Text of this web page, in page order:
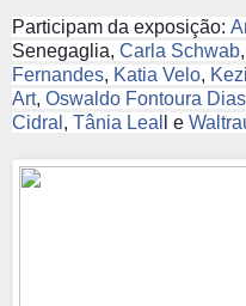
Participam da exposição:
Senegaglia, Carla Schwab
Fernandes, Katia Velo,
Art, Oswaldo Fontoura Dias
Cidral , Tânia Leal l e